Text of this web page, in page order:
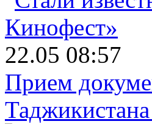
22.05 08:57
Прием
Таджикистана